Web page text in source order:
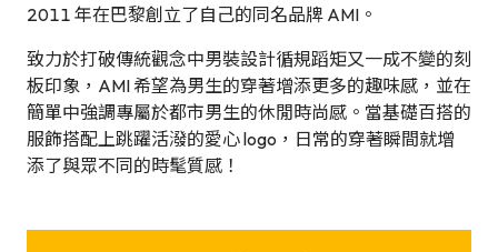
2011 年在巴黎創立了自己的同名品牌 AMI。
致力於打破傳統觀念中男裝設計循規蹈矩又一成不變的刻
板印象，AMI 希望為男生的穿著增添更多的趣味感，並在
簡單中強調專屬於都市男生的休閒時尚感。當基礎百搭的
服飾搭配上跳躍活潑的愛心 logo，日常的穿著瞬間就增
添了與眾不同的時髦質感！